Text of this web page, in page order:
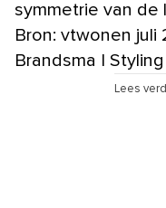
symmetrie van de
Bron: vtwonen juli
Brandsma |
Lees